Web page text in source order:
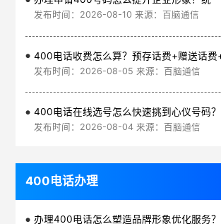
发布时间：2026-08-10 来源：百脑通信
发布时间：2026-08-05 来源：百脑通信
发布时间：2026-08-04 来源：百脑通信
400电话办理